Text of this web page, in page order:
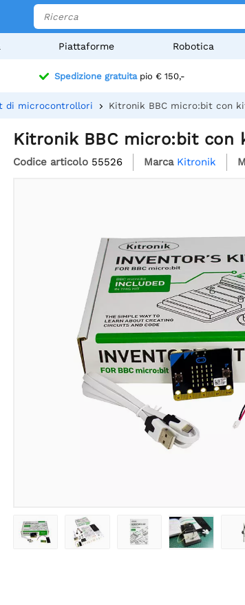
Piattaforme Robotica
Spedizione gratuitapio € 150,-
di microcontrollori Kitronik BBC micro:bit con
Kitronik BBC micro:bit
Codice articolo 55526 Marca Kitronik